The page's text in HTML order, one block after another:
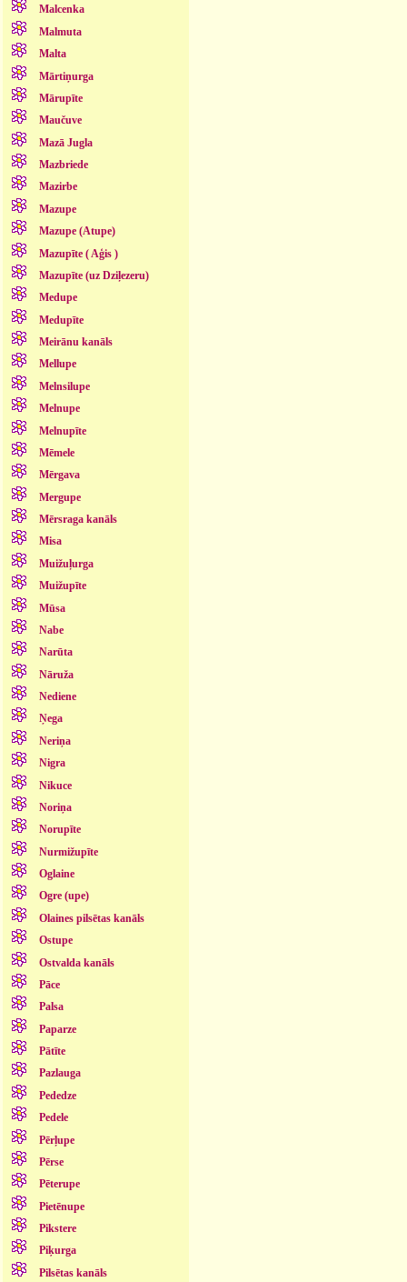
Malcenka
Malmuta
Malta
Mārtiņurga
Mārupīte
Maučuve
Mazā Jugla
Mazbriede
Mazirbe
Mazupe
Mazupe (Atupe)
Mazupīte ( Aģis )
Mazupīte (uz Dziļezeru)
Medupe
Medupīte
Meirānu kanāls
Mellupe
Melnsilupe
Melnupe
Melnupīte
Mēmele
Mērgava
Mergupe
Mērsraga kanāls
Misa
Muižuļurga
Muižupīte
Mūsa
Nabe
Narūta
Nāruža
Nediene
Ņega
Neriņa
Nigra
Nikuce
Noriņa
Norupīte
Nurmižupīte
Oglaine
Ogre (upe)
Olaines pilsētas kanāls
Ostupe
Ostvalda kanāls
Pāce
Palsa
Paparze
Pātīte
Pazlauga
Pededze
Pedele
Pērļupe
Pērse
Pēterupe
Pietēnupe
Pikstere
Piķurga
Pilsētas kanāls